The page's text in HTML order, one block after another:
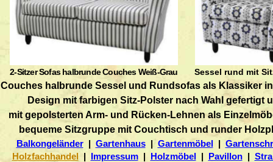
2-Sitzer Sofas halbrunde Couches Weiß-Grau Sessel rund mit
Couches halbrunde Sessel und Rundsofas als Klassiker
Design mit farbigen Sitz-Polster nach Wahl gefertigt
mit gepolsterten Arm- und Rücken-Lehnen als
bequeme Sitzgruppe mit Couchtisch und runder
Balkongeländer| Gartenhaus| Gartenmöbel|
Holzfachhandel| Impressum| Holzmöbel| Pavillon|